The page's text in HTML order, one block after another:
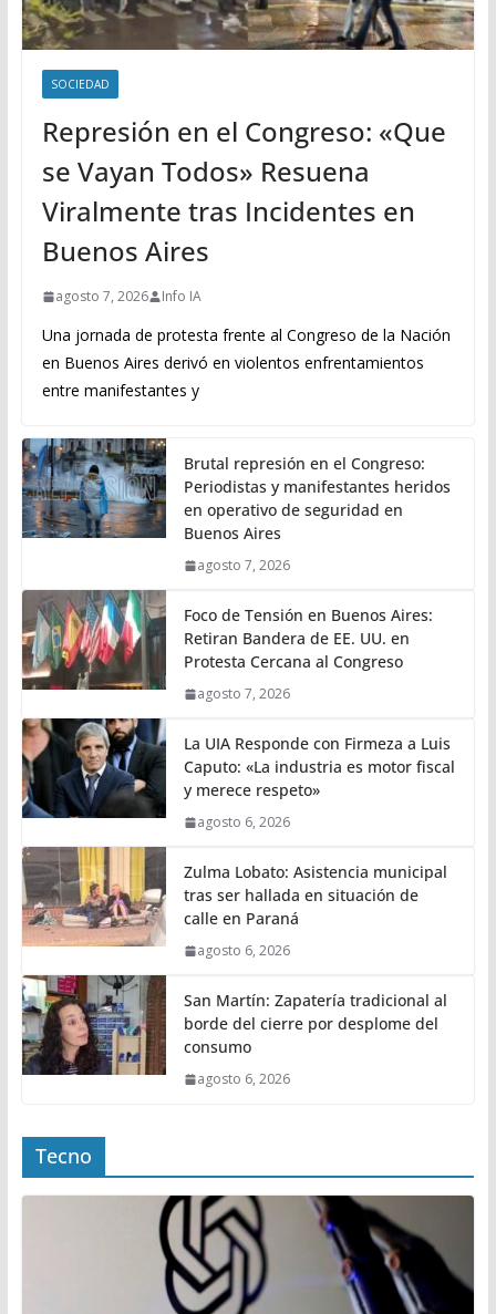
SOCIEDAD
Represión en el Congreso: «Que
se Vayan Todos» Resuena
Viralmente tras Incidentes en
Buenos Aires
agosto 7, 2026 Info IA
Una jornada de protesta frente al Congreso de la Nación
en Buenos Aires derivó en violentos enfrentamientos
entre manifestantes y
Brutal represión en el Congreso:
Periodistas y manifestantes heridos
en operativo de seguridad en
Buenos Aires
agosto 7, 2026
Foco de Tensión en Buenos Aires:
Retiran Bandera de EE. UU. en
Protesta Cercana al Congreso
agosto 7, 2026
La UIA Responde con Firmeza a Luis
Caputo: «La industria es motor fiscal
y merece respeto»
agosto 6, 2026
Zulma Lobato: Asistencia municipal
tras ser hallada en situación de
calle en Paraná
agosto 6, 2026
San Martín: Zapatería tradicional al
borde del cierre por desplome del
consumo
agosto 6, 2026
Tecno